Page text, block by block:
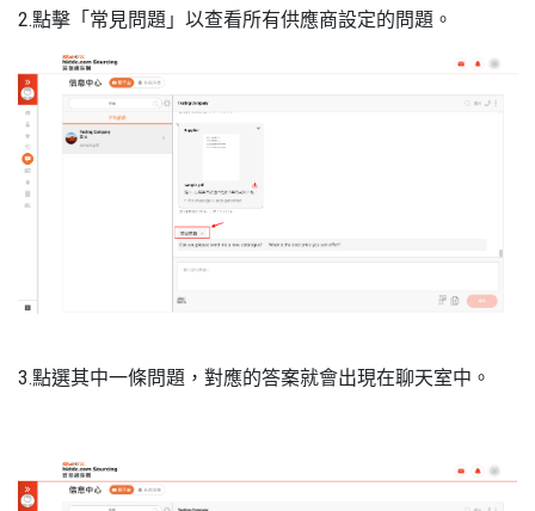
2.點擊「常見問題」以查看所有供應商設定的問題。
3.點選其中一條問題，對應的答案就會出現在聊天室中。